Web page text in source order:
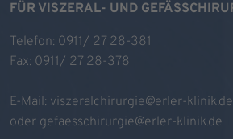
FÜR VISZERAL- UND
Telefon: 0911/ 27 28-381
Fax: 0911/ 27 28-378
E-Mail: viszeralchirurgie@erler-klinik.de
oder gefaesschirurgie@erler-klinik.de